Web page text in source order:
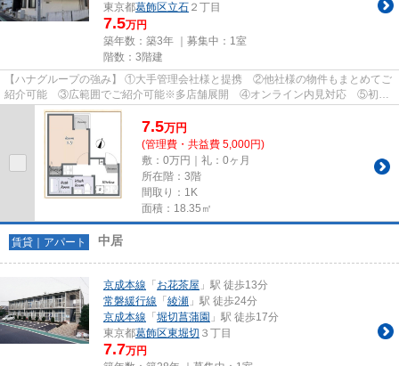
東京都葛飾区立石 ２丁目
7.5万円
築年数：築3年 ｜募集中： 1室
階数：3階建
【ハナグループの強み】 ①大手管理会社様と提携 ②他社様の物件もまとめてご
紹介可能 ③広範囲でご紹介可能※多店舗展開 ④オンライン内見対応 ⑤初期
費用クレジット決済対応 【お部屋...
7.5万円
(管理費・共益費 5,000円)
敷：0万円｜礼：0ヶ月
所在階：3階
間取り：1K
面積：18.35㎡
賃貸｜アパート 中居
京成本線 「 お花茶屋 」駅 徒歩13分
常磐緩行線 「 綾瀬 」駅 徒歩24分
京成本線 「 堀切菖蒲園 」駅 徒歩17分
東京都葛飾区東堀切 ３丁目
7.7万円